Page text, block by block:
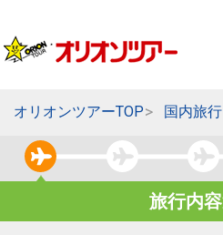
オリオンツアーTOP 国内旅
旅行内